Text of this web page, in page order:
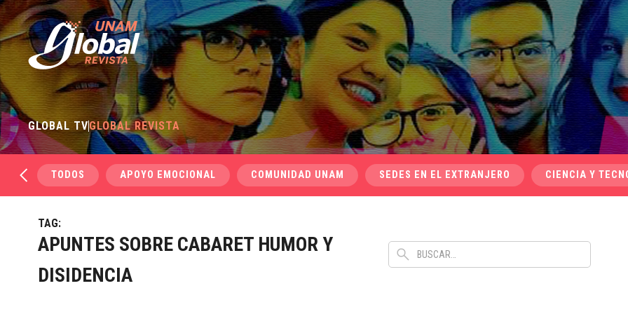
GLOBAL TVGLOBAL REVISTA
TODOS APOYO EMOCIONAL COMUNIDAD UNAM SEDES EN EL EXTRANJERO CIENCIA Y
TAG:
APUNTES SOBRE CABARET HUMOR Y
DISIDENCIA